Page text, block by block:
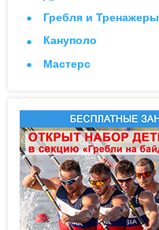
Гребля и Тренажеры
Кануполо
Мастерс